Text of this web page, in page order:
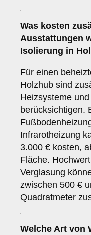
Was kosten
Ausstattungen
Isolierung in
Für einen
Holzhub sind
Heizsysteme
berücksichtigen.
Infrarotheizung
3.000 € kosten,
Fläche.
Verglasung
zwischen 500 €
Quadratmeter
Welche Art von